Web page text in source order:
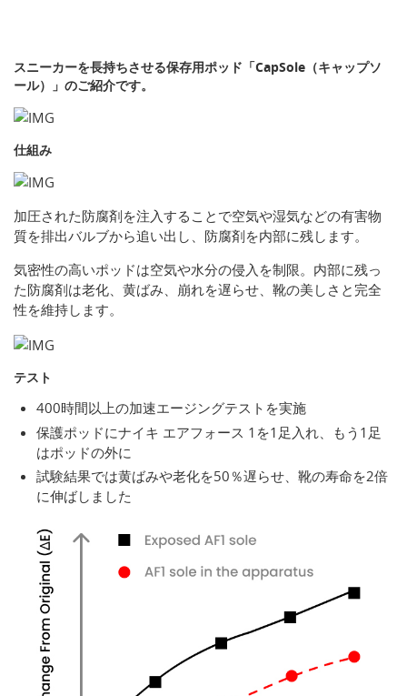
スニーカーを長持ちさせる保存用ポッド「CapSole（キャップソ
ール）」のご紹介です。
仕組み
加圧された防腐剤を注入することで空気や湿気などの有害物
質を排出バルブから追い出し、防腐剤を内部に残します。
気密性の高いポッドは空気や水分の侵入を制限。内部に残っ
た防腐剤は老化、黄ばみ、崩れを遅らせ、靴の美しさと完全
性を維持します。
テスト
400時間以上の加速エージングテストを実施
保護ポッドにナイキ エアフォース 1を1足入れ、もう1足
はポッドの外に
試験結果では黄ばみや老化を50％遅らせ、靴の寿命を2倍
に伸ばしました